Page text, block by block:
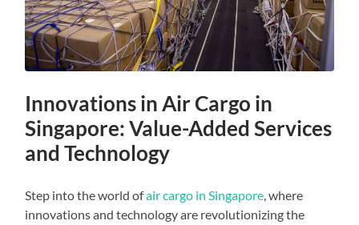
Innovations in Air Cargo in
Singapore: Value-Added Services
and Technology
Step into the world ofair cargo in Singapore, where
innovations and technology are revolutionizing the